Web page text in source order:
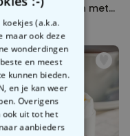
boeket bloemen met
(a.k.a.
maar ook deze
wonderdingen
en meest
kunnen bieden.
en je kan weer
Overigens
uit tot het
aanbieders